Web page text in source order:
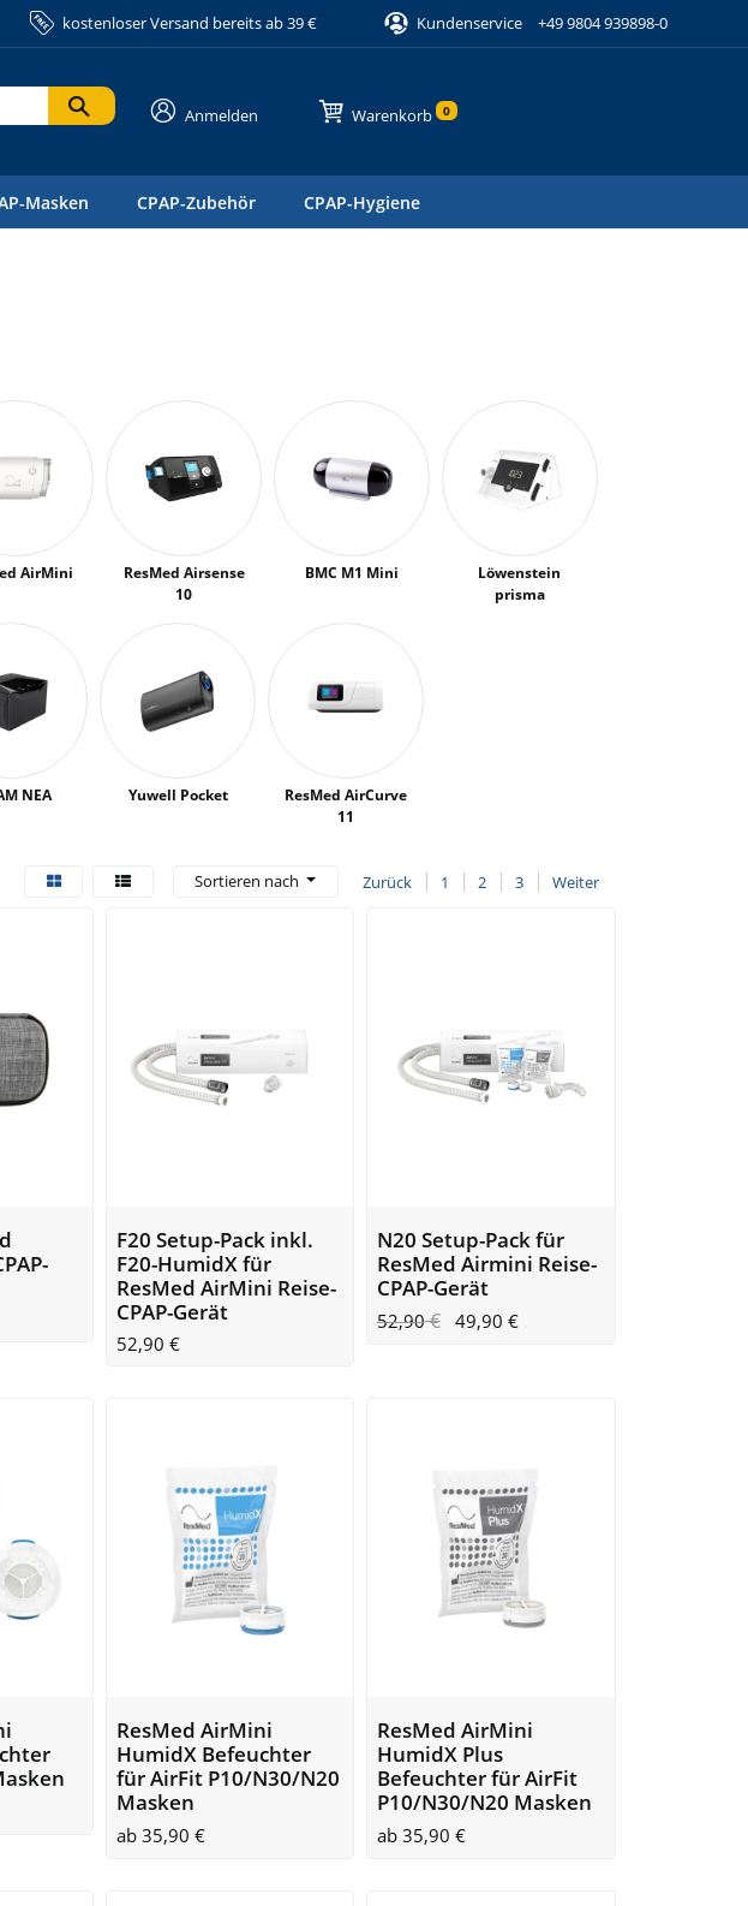
kostenloser Versand bereits ab 39 € Kundenservice +49 9804 939898-0
Anmelden Warenkorb 0
Masken CPAP-Zubehör CPAP-Hygiene
AirMini
ResMed Airsense
10
BMC M1 Mini
Löwenstein
prisma
NEA Yuwell Pocket
ResMed AirCurve
11
Zurück 1 2 3 Weiter
Sortieren nach
F20 Setup-Pack inkl.
F20-HumidX für
ResMed AirMini Reise-
CPAP-Gerät
52,90 €
N20 Setup-Pack für
ResMed Airmini Reise-
CPAP-Gerät
52,90€ 49,90 €
ResMed AirMini
HumidX Befeuchter
für AirFit P10/N30/N20
Masken
ab 35,90 €
ResMed AirMini
HumidX Plus
Befeuchter für AirFit
P10/N30/N20 Masken
ab 35,90 €